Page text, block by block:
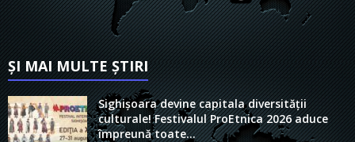
ȘI MAI MULTE ȘTIRI
Sighișoara devine capitala diversității
culturale! Festivalul ProEtnica 2026 aduce
împreună toate...